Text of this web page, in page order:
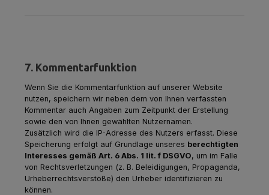
7. Kommentarfunktion
Wenn Sie die Kommentarfunktion auf unserer Website
nutzen, speichern wir neben dem von Ihnen verfassten
Kommentar auch Angaben zum Zeitpunkt der Erstellung
sowie den von Ihnen gewählten Nutzernamen.
Zusätzlich wird die IP-Adresse des Nutzers erfasst. Diese
Speicherung erfolgt auf Grundlage unseres berechtigten
Interesses gemäß Art. 6 Abs. 1 lit. f DSGVO, um im Falle
von Rechtsverletzungen (z. B. Beleidigungen, Propaganda,
Urheberrechtsverstöße) den Urheber identifizieren zu
können.